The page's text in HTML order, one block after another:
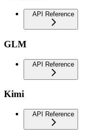
API Reference
GLM
API Reference
Kimi
API Reference